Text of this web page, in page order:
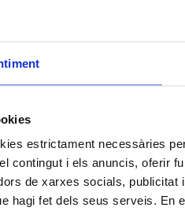
estrictament necessàries
contingut i els anuncis, oferir
de xarxes socials,
hagi fet dels seus serveis. En